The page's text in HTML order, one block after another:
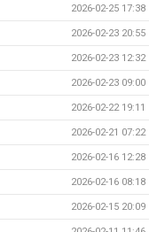
2026-02-25 17:38
2026-02-23 20:55
2026-02-23 12:32
2026-02-23 09:00
2026-02-22 19:11
2026-02-21 07:22
2026-02-16 12:28
2026-02-16 08:18
2026-02-15 20:09